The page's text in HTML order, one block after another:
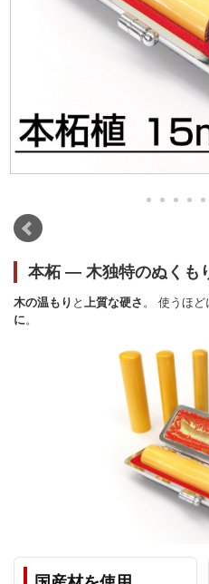
本柘 ― 木独特のぬくも
木の温もり と 上質な硬さ 。 使うほど
に。